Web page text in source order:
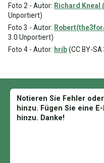
Foto 2 - Autor: Richard Kneal
Unportiert)
Foto 3 - Autor:
3.0 Unportiert)
Foto 4 - Autor: hríb(CC BY-